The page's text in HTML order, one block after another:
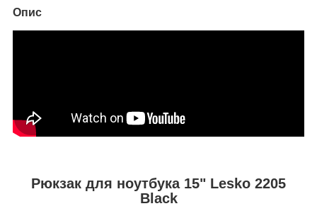
Опис
Рюкзак для ноутбука 15" Lesko 2205
Black